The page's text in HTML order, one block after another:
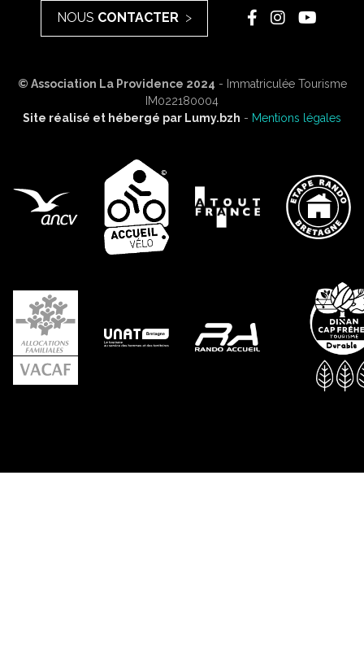
NOUS CONTACTER
© Association La Providence 2024 - Immatriculée Tourisme
IM022180004
Site réalisé et hébergé par Lumy.bzh - Mentions légales